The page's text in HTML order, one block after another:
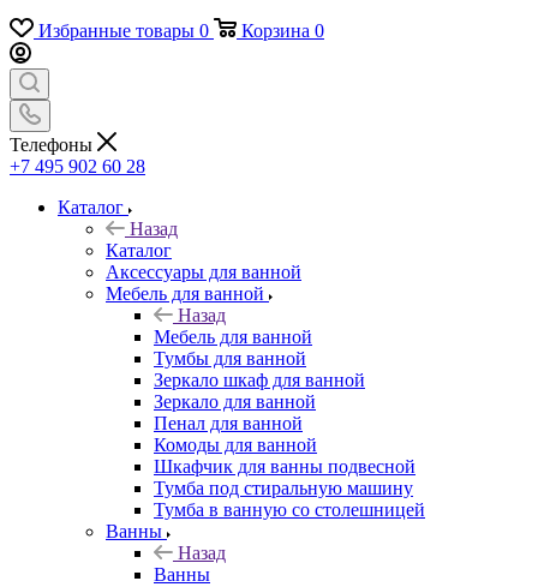
Избранные товары 0 Корзина 0
Телефоны
+7 495 902 60 28
Каталог
Назад
Каталог
Аксессуары для ванной
Мебель для ванной
Назад
Мебель для ванной
Тумбы для ванной
Зеркало шкаф для ванной
Зеркало для ванной
Пенал для ванной
Комоды для ванной
Шкафчик для ванны подвесной
Тумба под стиральную машину
Тумба в ванную со столешницей
Ванны
Назад
Ванны